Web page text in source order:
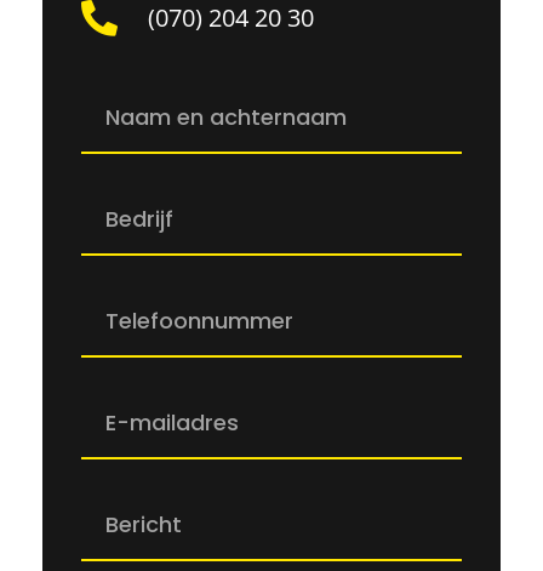
(070) 204 20 30